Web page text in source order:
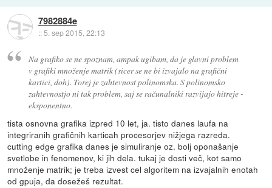
7982884e
::5. sep 2015, 22:13
Na grafiko se ne spoznam, ampak ugibam, da je glavni problem
v grafiki množenje matrik (sicer se ne bi izvajalo na grafični
kartici, doh). Torej je zahtevnost polinomska. S polinomsko
zahtevnostjo ni tak problem, saj se računalniki razvijajo hitreje -
eksponentno.
tista osnovna grafika izpred 10 let, ja. tisto danes laufa na
integriranih grafičnih karticah procesorjev nižjega razreda.
cutting edge grafika danes je simuliranje oz. bolj oponašanje
svetlobe in fenomenov, ki jih dela. tukaj je dosti več, kot samo
množenje matrik; je treba izvest cel algoritem na izvajalnih enotah
od gpuja, da dosežeš rezultat.